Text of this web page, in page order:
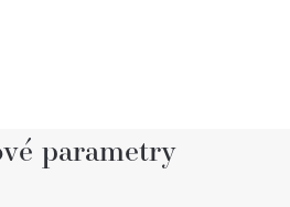
parametry